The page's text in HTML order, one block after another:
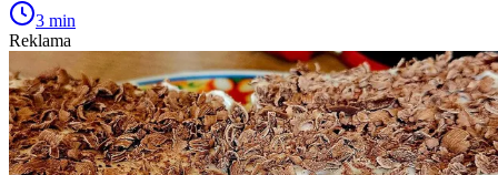
3 min
Reklama